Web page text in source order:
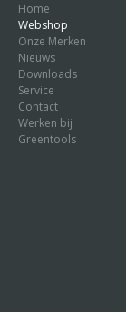
Home
Webshop
Onze Merken
Nieuws
Downloads
Service
Contact
Werken bij
Greentools